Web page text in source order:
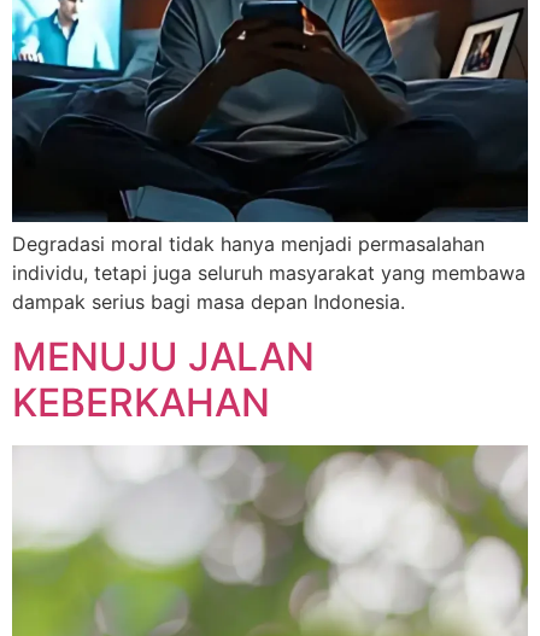
Degradasi moral tidak hanya menjadi permasalahan
individu, tetapi juga seluruh masyarakat yang membawa
dampak serius bagi masa depan Indonesia.
MENUJU JALAN
KEBERKAHAN